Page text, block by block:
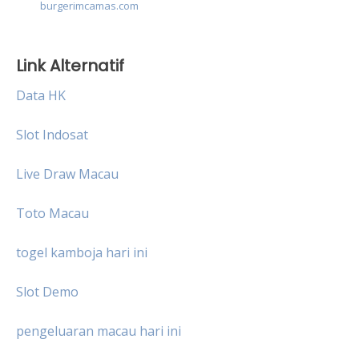
burgerimcamas.com
Link Alternatif
Data HK
Slot Indosat
Live Draw Macau
Toto Macau
togel kamboja hari ini
Slot Demo
pengeluaran macau hari ini